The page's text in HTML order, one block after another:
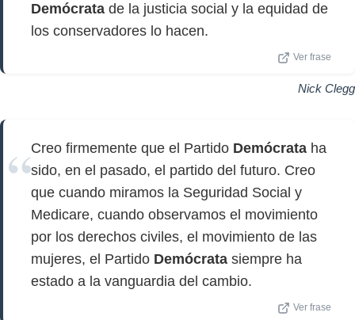
Demócrata de la justicia social y la equidad de
los conservadores lo hacen.
Ver frase
Nick Clegg
Creo firmemente que el Partido Demócrata ha
sido, en el pasado, el partido del futuro. Creo
que cuando miramos la Seguridad Social y
Medicare, cuando observamos el movimiento
por los derechos civiles, el movimiento de las
mujeres, el Partido Demócrata siempre ha
estado a la vanguardia del cambio.
Ver frase